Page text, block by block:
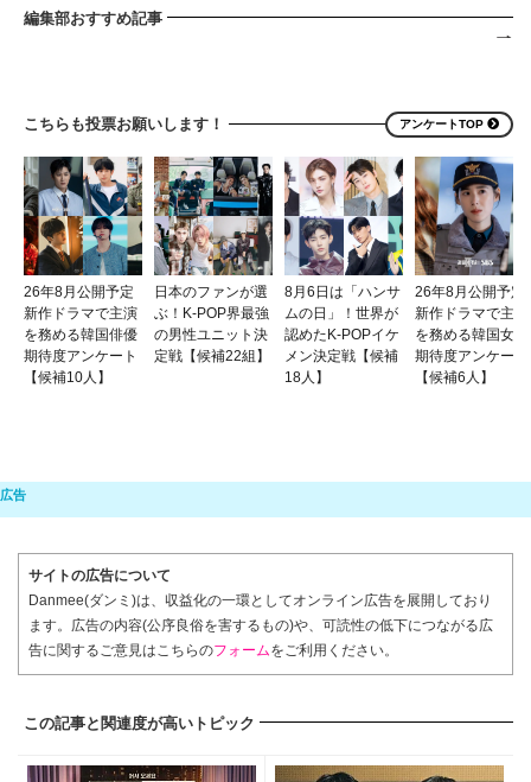
編集部おすすめ記事
こちらも投票お願いします！ アンケートTOP
26年8月公開予定
新作ドラマで主演
を務める韓国俳優
期待度アンケート
【候補10人】
日本のファンが選
ぶ！K-POP界最強
の男性ユニット決
定戦【候補22組】
8月6日は「ハンサ
ムの日」！世界が
認めたK-POPイケ
メン決定戦【候補
18人】
26年8月公開予定
新作ドラマで主演
を務める韓国女優
期待度アンケート
【候補6人】
サイトの広告について
Danmee(ダンミ)は、収益化の一環としてオンライン広告を展開しており
ます。広告の内容(公序良俗を害するもの)や、可読性の低下につながる広
告に関するご意見はこちらのフォームをご利用ください。
この記事と関連度が高いトピック